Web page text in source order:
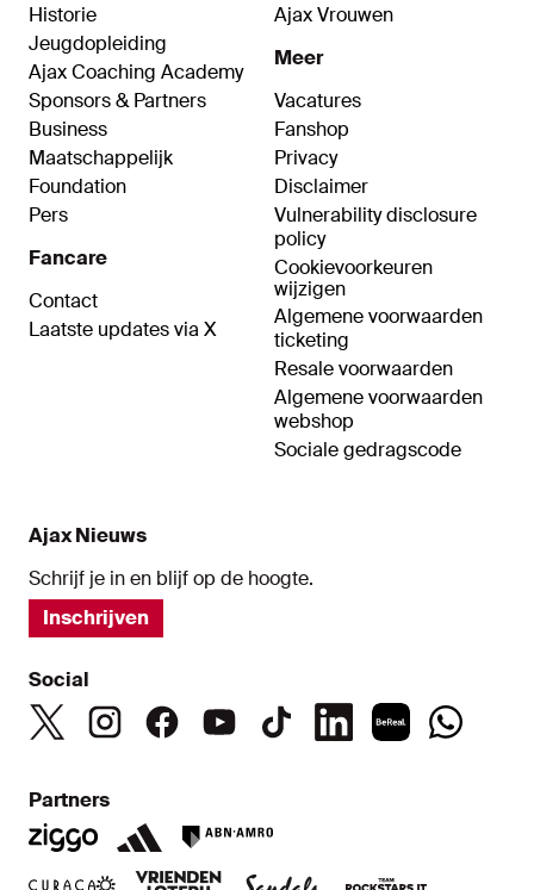
Historie
Jeugdopleiding
Ajax Coaching Academy
Sponsors & Partners
Business
Maatschappelijk
Foundation
Pers
Fancare
Contact
Laatste updates via X
Ajax Vrouwen
Meer
Vacatures
Fanshop
Privacy
Disclaimer
Vulnerability disclosure
policy
Cookievoorkeuren
wijzigen
Algemene voorwaarden
ticketing
Resale voorwaarden
Algemene voorwaarden
webshop
Sociale gedragscode
Ajax Nieuws
Schrijf je in en blijf op de hoogte.
Inschrijven
Social
Partners